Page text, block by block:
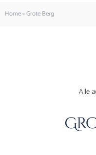
Home»Grote Berg
Alle